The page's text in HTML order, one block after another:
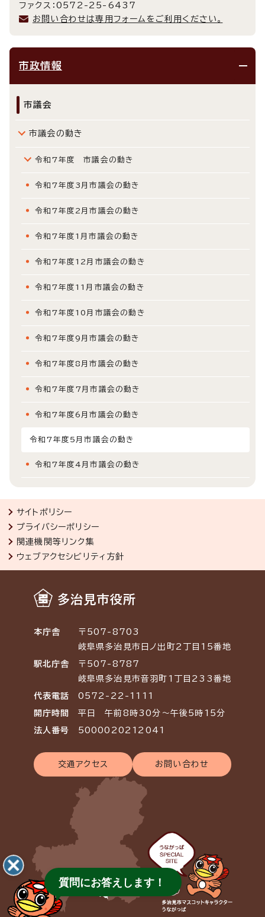
ファクス：0572-25-6437
お問い合わせは専用フォームをご利用ください。
市政情報
市議会
市議会の動き
令和7年度 市議会の動き
令和7年度3月市議会の動き
令和7年度2月市議会の動き
令和7年度1月市議会の動き
令和7年度12月市議会の動き
令和7年度11月市議会の動き
令和7年度10月市議会の動き
令和7年度9月市議会の動き
令和7年度8月市議会の動き
令和7年度7月市議会の動き
令和7年度6月市議会の動き
令和7年度5月市議会の動き
令和7年度4月市議会の動き
サイトポリシー
プライバシーポリシー
関連機関等リンク集
ウェブアクセシビリティ方針
多治見市役所
本庁舎
〒507-8703
岐阜県多治見市日ノ出町2丁目15番地
駅北庁舎
〒507-8787
岐阜県多治見市音羽町1丁目233番地
代表電話 0572-22-1111
開庁時間 平日 午前8時30分～午後5時15分
法人番号 5000020212041
交通アクセス お問い合わせ
質問にお答えします！